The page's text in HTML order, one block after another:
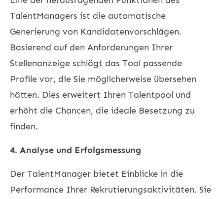
TalentManagers ist die automatische
Generierung von Kandidatenvorschlägen.
Basierend auf den Anforderungen Ihrer
Stellenanzeige schlägt das Tool passende
Profile vor, die Sie möglicherweise übersehen
hätten. Dies erweitert Ihren Talentpool und
erhöht die Chancen, die ideale Besetzung zu
finden.
4. Analyse und Erfolgsmessung
Der TalentManager bietet Einblicke in die
Performance Ihrer Rekrutierungsaktivitäten. Sie